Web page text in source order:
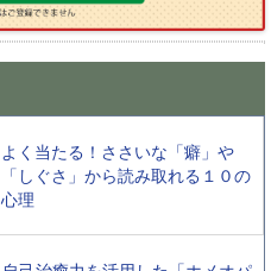
よく当たる！ささいな「癖」や
「しぐさ」から読み取れる１０の
心理